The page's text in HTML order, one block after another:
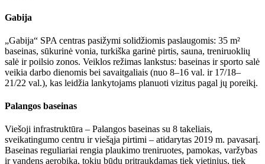
Gabija
„Gabija“ SPA centras pasižymi solidžiomis paslaugomis: 35 m²
baseinas, sūkurinė vonia, turkiška garinė pirtis, sauna, treniruoklių
salė ir poilsio zonos. Veiklos režimas lankstus: baseinas ir sporto salė
veikia darbo dienomis bei savaitgaliais (nuo 8–16 val. ir 17/18–
21/22 val.), kas leidžia lankytojams planuoti vizitus pagal jų poreikį.
Palangos baseinas
Viešoji infrastruktūra – Palangos baseinas su 8 takeliais,
sveikatingumo centru ir viešąja pirtimi – atidarytas 2019 m. pavasarį.
Baseinas reguliariai rengia plaukimo treniruotes, pamokas, varžybas
ir vandens aerobiką, tokiu būdu pritraukdamas tiek vietinius, tiek